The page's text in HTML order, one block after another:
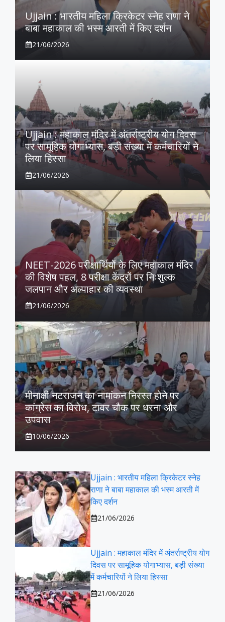
Ujjain : भारतीय महिला क्रिकेटर स्नेह राणा ने
बाबा महाकाल की भस्म आरती में किए दर्शन
21/06/2026
Ujjain : महाकाल मंदिर में अंतर्राष्ट्रीय योग दिवस
पर सामूहिक योगाभ्यास, बड़ी संख्या में कर्मचारियों ने
लिया हिस्सा
21/06/2026
NEET-2026 परीक्षार्थियों के लिए महाकाल मंदिर
की विशेष पहल, 8 परीक्षा केंद्रों पर निःशुल्क
जलपान और अल्पाहार की व्यवस्था
21/06/2026
मीनाक्षी नटराजन का नामांकन निरस्त होने पर
कांग्रेस का विरोध, टावर चौक पर धरना और
उपवास
10/06/2026
Ujjain : भारतीय महिला क्रिकेटर स्नेह
राणा ने बाबा महाकाल की भस्म आरती में
किए दर्शन
21/06/2026
Ujjain : महाकाल मंदिर में अंतर्राष्ट्रीय योग
दिवस पर सामूहिक योगाभ्यास, बड़ी संख्या
में कर्मचारियों ने लिया हिस्सा
21/06/2026